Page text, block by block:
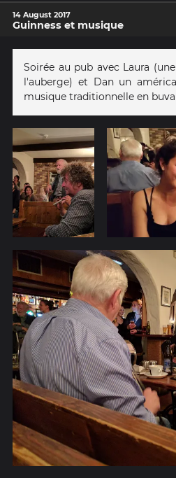
14 August 2017
Guinness et musique
Soirée au pub avec Laura
l'auberge) et Dan un
musique traditionnelle en